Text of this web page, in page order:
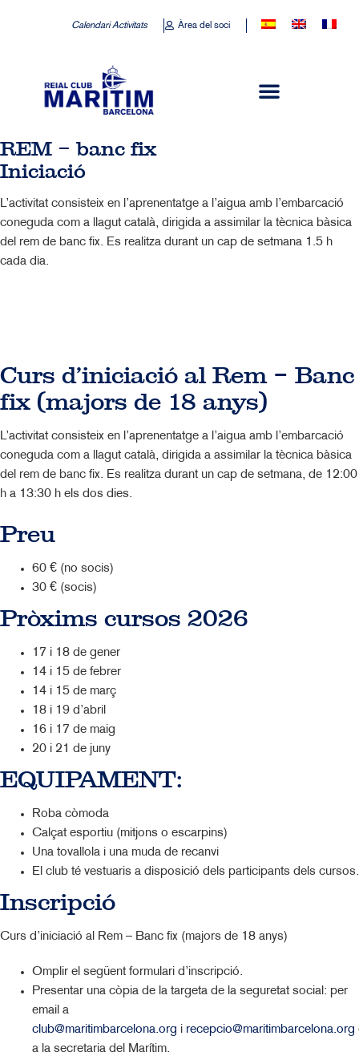
Calendari Activitats Àrea del soci
REM – banc fix
Iniciació
L’activitat consisteix en l’aprenentatge a l’aigua amb l’embarcació
coneguda com a llagut català, dirigida a assimilar la tècnica bàsica
del rem de banc fix. Es realitza durant un cap de setmana 1.5 h
cada dia.
Curs d’iniciació al Rem – Banc
fix (majors de 18 anys)
L’activitat consisteix en l’aprenentatge a l’aigua amb l’embarcació
coneguda com a llagut català, dirigida a assimilar la tècnica bàsica
del rem de banc fix. Es realitza durant un cap de setmana, de 12:00
h a 13:30 h els dos dies.
Preu
60 € (no socis)
30 € (socis)
Pròxims cursos 2026
17 i 18 de gener
14 i 15 de febrer
14 i 15 de març
18 i 19 d’abril
16 i 17 de maig
20 i 21 de juny
EQUIPAMENT:
Roba còmoda
Calçat esportiu (mitjons o escarpins)
Una tovallola i una muda de recanvi
El club té vestuaris a disposició dels participants dels cursos.
Inscripció
Curs d’iniciació al Rem – Banc fix (majors de 18 anys)
Omplir el següent formulari d’inscripció.
Presentar una còpia de la targeta de la seguretat social: per
email a
club@maritimbarcelona.org i recepcio@maritimbarcelona.org
a la secretaria del Marítim.